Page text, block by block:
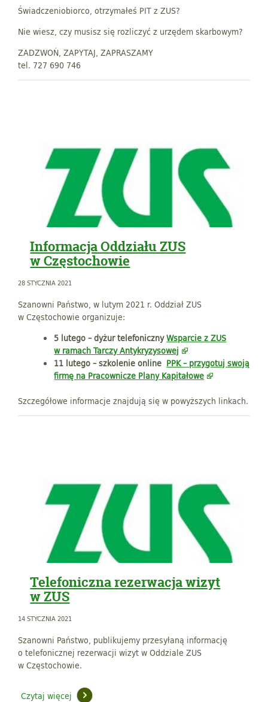
Świadczeniobiorco, otrzymałeś PIT z ZUS?
Nie wiesz, czy musisz się rozliczyć z urzędem skarbowym?
ZADZWOŃ, ZAPYTAJ, ZAPRASZAMY
tel. 727 690 746
Informacja Oddziału ZUS
w Częstochowie
28 STYCZNIA 2021
Szanowni Państwo, w lutym 2021 r. Oddział ZUS
w Częstochowie organizuje:
5 lutego – dyżur telefonicznyWsparcie z ZUS
w ramach Tarczy Antykryzysowej
11 lutego – szkolenie online PPK – przygotuj swoją
firmę na Pracownicze Plany Kapitałowe
Szczegółowe informacje znajdują się w powyższych linkach.
Telefoniczna rezerwacja wizyt
w ZUS
14 STYCZNIA 2021
Szanowni Państwo, publikujemy przesyłaną informację
o telefonicznej rezerwacji wizyt w Oddziale ZUS
w Częstochowie.
Czytaj więcej